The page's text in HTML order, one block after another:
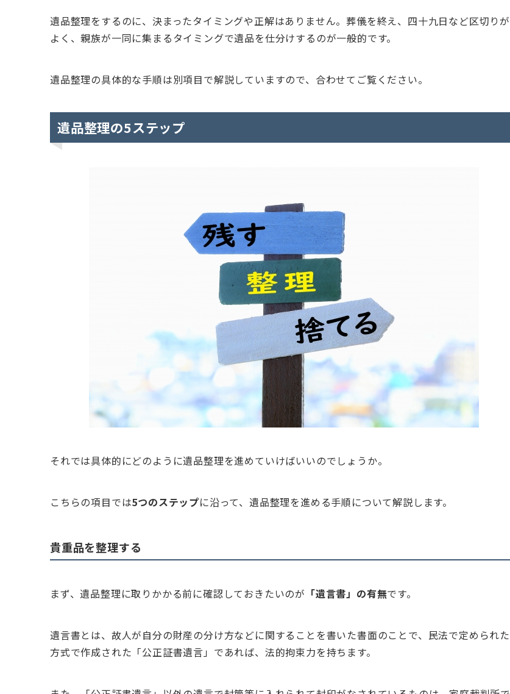
遺品整理をするのに、決まったタイミングや正解はありません。葬儀を終え、四十九日など区切りが
よく、親族が一同に集まるタイミングで遺品を仕分けするのが一般的です。
遺品整理の具体的な手順は別項目で解説していますので、合わせてご覧ください。
遺品整理の5ステップ
それでは具体的にどのように遺品整理を進めていけばいいのでしょうか。
こちらの項目では5つのステップに沿って、遺品整理を進める手順について解説します。
貴重品を整理する
まず、遺品整理に取りかかる前に確認しておきたいのが 「遺言書」の有無です。
遺言書とは、故人が自分の財産の分け方などに関することを書いた書面のことで、民法で定められた
方式で作成された「公正証書遺言」であれば、法的拘束力を持ちます。